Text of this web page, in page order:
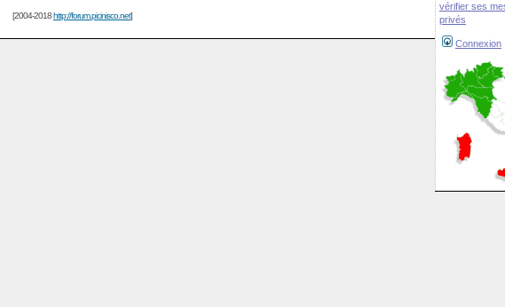
vérifier ses
privés
Connexion
[2004-2018http://forum.picinisco.net]